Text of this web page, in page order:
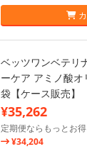
カ
ベッツワンベテリ
ーケア アミノ酸
袋【ケース販売】
¥35,262
定期便ならもっとお得
¥34,204